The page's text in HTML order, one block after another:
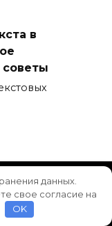
в
данных.
свое согласие на
OK